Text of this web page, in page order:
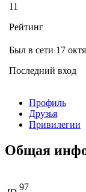
11
Рейтинг
Был в сети 17
Последний вход
Профиль
Друзья
Привилегии
Общая
97